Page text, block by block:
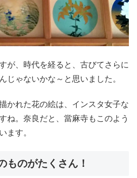
が、時代を経ると、古びてさらに
じゃないかな～と思いました。
かれた花の絵は、インスタ女子な
ね。奈良だと、當麻寺もこのよう
ます。
ものがたくさん！